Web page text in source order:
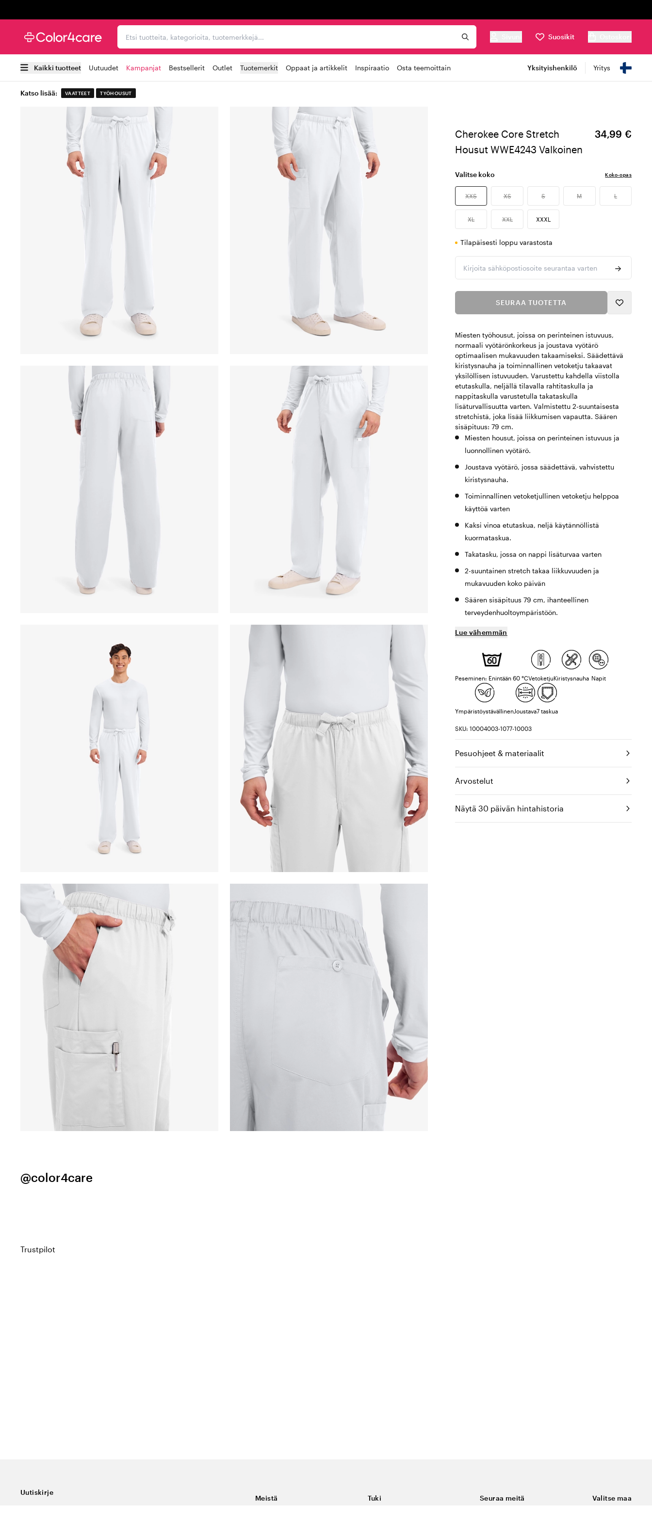
Etsi tuotteita, kategorioita, tuotemerkkejä...
Suosikit
Kaikki tuotteet Uutuudet Kampanjat Bestsellerit Outlet Tuotemerkit Oppaat ja artikkelit Inspiraatio Osta teemoittain Yksityishenkilö Yritys
Katso lisää: VAATTEET TYÖHOUSUT
Cherokee Core Stretch
Housut WWE4243 Valkoinen
34,99 €
Valitse koko Koko-opas
XXS XS S M L
XL XXL XXXL
Tilapäisesti loppu varastosta
SEURAA TUOTETTA
Miesten työhousut, joissa on perinteinen istuvuus,
normaali vyötärönkorkeus ja joustava vyötärö
optimaalisen mukavuuden takaamiseksi. Säädettävä
kiristysnauha ja toiminnallinen vetoketju takaavat
yksilöllisen istuvuuden. Varustettu kahdella viistolla
etutaskulla, neljällä tilavalla rahtitaskulla ja
nappitaskulla varustetulla takataskulla
lisäturvallisuutta varten. Valmistettu 2-suuntaisesta
stretchistä, joka lisää liikkumisen vapautta. Säären
sisäpituus: 79 cm.
Miesten housut, joissa on perinteinen istuvuus ja
luonnollinen vyötärö.
Joustava vyötärö, jossa säädettävä, vahvistettu
kiristysnauha.
Toiminnallinen vetoketjullinen vetoketju helppoa
käyttöä varten
Kaksi vinoa etutaskua, neljä käytännöllistä
kuormataskua.
Takatasku, jossa on nappi lisäturvaa varten
2-suuntainen stretch takaa liikkuvuuden ja
mukavuuden koko päivän
Säären sisäpituus 79 cm, ihanteellinen
terveydenhuoltoympäristöön.
Lue vähemmän
Peseminen: Enintään 60 °CVetoketjuKiristysnauha Napit
YmpäristöystävällinenJoustava7 taskua
SKU: 10004003-1077-10003
Pesuohjeet & materiaalit
Arvostelut
Näytä 30 päivän hintahistoria
@color4care
Trustpilot
Uutiskirje
Meistä Tuki Seuraa meitä Valitse maa